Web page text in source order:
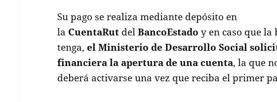
Su pago se realiza mediante depósito en
la CuentaRut delBancoEstado y en caso que
tenga, el Ministerio de Desarrollo Social
financiera la apertura de una cuenta, la que
deberá activarse una vez que reciba el primer